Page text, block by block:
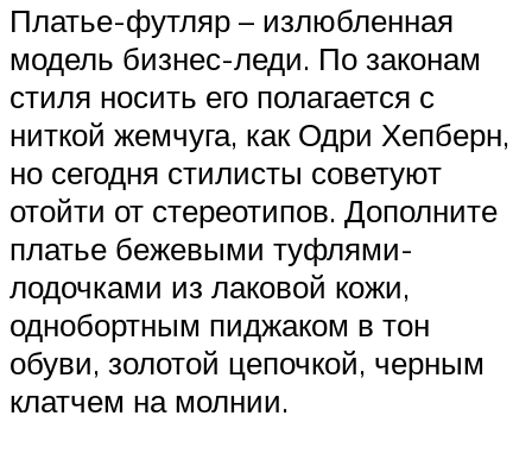
Платье-футляр – излюбленная
модель бизнес-леди. По законам
стиля носить его полагается с
ниткой жемчуга, как Одри Хепберн,
но сегодня стилисты советуют
отойти от стереотипов. Дополните
платье бежевыми туфлями-
лодочками из лаковой кожи,
однобортным пиджаком в тон
обуви, золотой цепочкой, черным
клатчем на молнии.